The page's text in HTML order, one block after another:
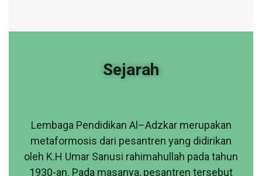
Sejarah
Lembaga Pendidikan Al–Adzkar merupakan
metaformosis dari pesantren yang didirikan
oleh K.H Umar Sanusi rahimahullah pada tahun
1930-an. Pada masanya, pesantren tersebut